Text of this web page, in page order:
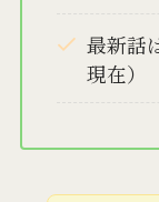
最新話
現在）